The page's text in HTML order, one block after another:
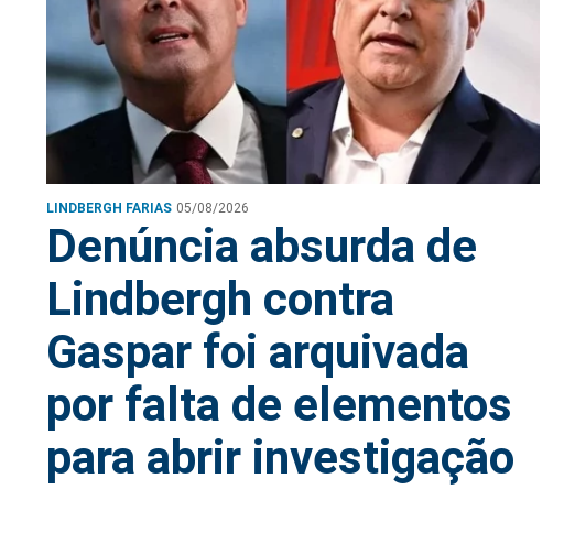
LINDBERGH FARIAS 05/08/2026
Denúncia absurda de
Lindbergh contra
Gaspar foi arquivada
por falta de elementos
para abrir investigação